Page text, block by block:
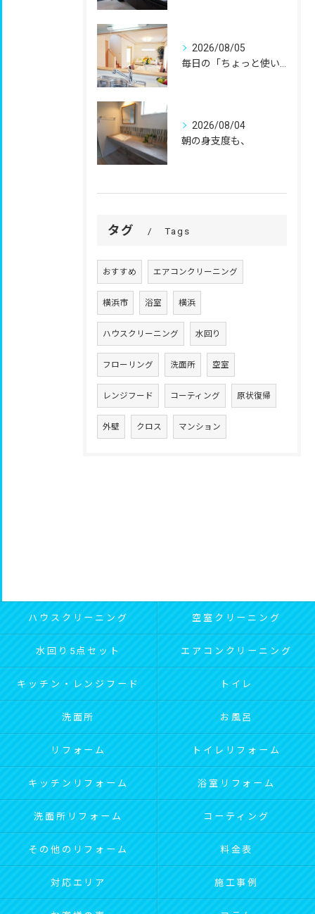
2026/08/05
毎日の「ちょっと使いにくい」を、
2026/08/04
朝の身支度も、
タグ Tags
おすすめ エアコンクリーニング
横浜市 浴室 横浜
ハウスクリーニング 水回り
フローリング 洗面所 空室
レンジフード コーティング 原状復帰
外壁 クロス マンション
ハウスクリーニング 空室クリーニング
水回り5点セット エアコンクリーニング
キッチン・レンジフード トイレ
洗面所 お風呂
リフォーム トイレリフォーム
キッチンリフォーム 浴室リフォーム
洗面所リフォーム コーティング
その他のリフォーム 料金表
対応エリア 施工事例